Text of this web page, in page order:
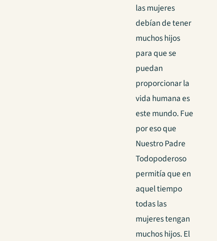
las mujeres
debían de tener
muchos hijos
para que se
puedan
proporcionar la
vida humana es
este mundo. Fue
por eso que
Nuestro Padre
Todopoderoso
permitía que en
aquel tiempo
todas las
mujeres tengan
muchos hijos. El